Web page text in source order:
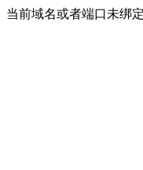
当前域名或者端口未绑